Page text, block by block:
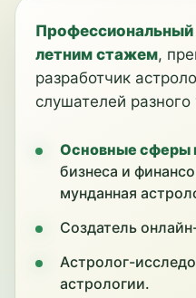
Профессиональный
летним стажем,
разработчик
слушателей
Основные сферы
бизнеса и
мунданная
Создатель
Астролог-
астрологии.